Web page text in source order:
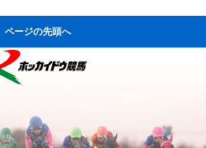
ページの先頭へ